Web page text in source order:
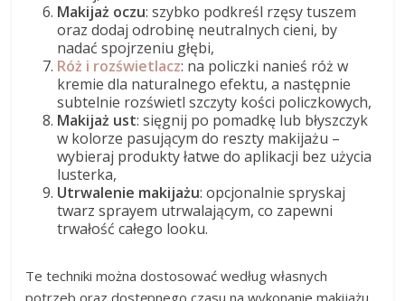
Makijaż oczu: szybko podkreśl rzęsy tuszem
oraz dodaj odrobinę neutralnych cieni, by
nadać spojrzeniu głębi,
Róż i rozświetlacz: na policzki nanieś róż w
kremie dla naturalnego efektu, a następnie
subtelnie rozświetl szczyty kości policzkowych,
Makijaż ust: sięgnij po pomadkę lub błyszczyk
w kolorze pasującym do reszty makijażu –
wybieraj produkty łatwe do aplikacji bez użycia
lusterka,
Utrwalenie makijażu: opcjonalnie spryskaj
twarz sprayem utrwalającym, co zapewni
trwałość całego looku.
Te techniki można dostosować według własnych